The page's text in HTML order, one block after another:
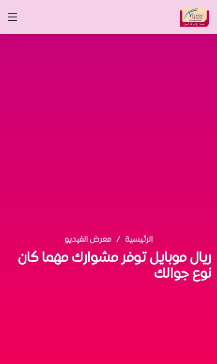
الرئيسية معرض الفيديو
ريال موبايل توفر​ مشوارك مهما كان
نوع جوالك